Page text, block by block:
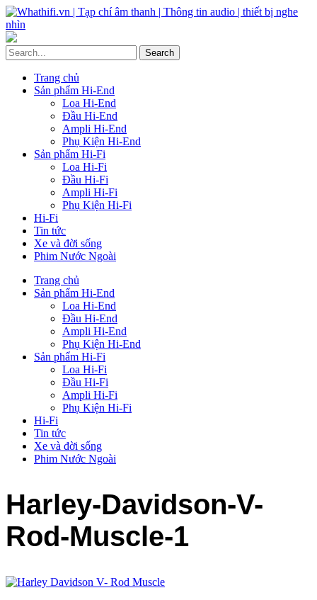
Trang chủ
Sản phẩm Hi-End
Loa Hi-End
Đầu Hi-End
Ampli Hi-End
Phụ Kiện Hi-End
Sản phẩm Hi-Fi
Loa Hi-Fi
Đầu Hi-Fi
Ampli Hi-Fi
Phụ Kiện Hi-Fi
Hi-Fi
Tin tức
Xe và đời sống
Phim Nước Ngoài
Trang chủ
Sản phẩm Hi-End
Loa Hi-End
Đầu Hi-End
Ampli Hi-End
Phụ Kiện Hi-End
Sản phẩm Hi-Fi
Loa Hi-Fi
Đầu Hi-Fi
Ampli Hi-Fi
Phụ Kiện Hi-Fi
Hi-Fi
Tin tức
Xe và đời sống
Phim Nước Ngoài
Harley-Davidson-V-
Rod-Muscle-1